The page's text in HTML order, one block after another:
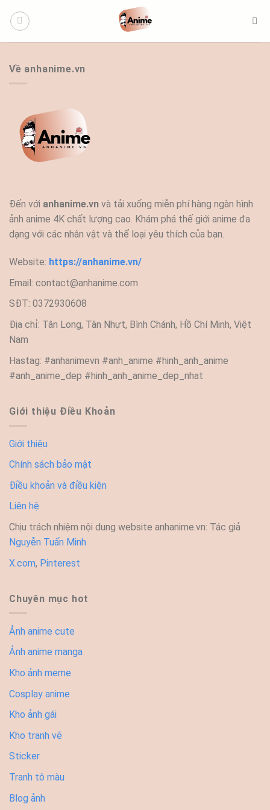
qua
Về anhanime.vn
Đến với anhanime.vn và tải xuống miễn phí hàng ngàn hình
ảnh anime 4K chất lượng cao. Khám phá thế giới anime đa
dạng với các nhân vật và thể loại yêu thích của bạn.
Website: https://anhanime.vn/
Email: contact@anhanime.com
SĐT: 0372930608
Địa chỉ: Tân Long, Tân Nhựt, Bình Chánh, Hồ Chí Minh, Việt
Nam
Hastag: #anhanimevn #anh_anime #hinh_anh_anime
#anh_anime_dep #hinh_anh_anime_dep_nhat
Giới thiệu Điều Khoản
Giới thiệu
Chính sách bảo mật
Điều khoản và điều kiện
Liên hệ
Chịu trách nhiệm nội dung website anhanime.vn: Tác giả
Nguyễn Tuấn Minh
X.com, Pinterest
Chuyên mục hot
Ảnh anime cute
Ảnh anime manga
Kho ảnh meme
Cosplay anime
Kho ảnh gái
Kho tranh vẽ
Sticker
Tranh tô màu
Blog ảnh